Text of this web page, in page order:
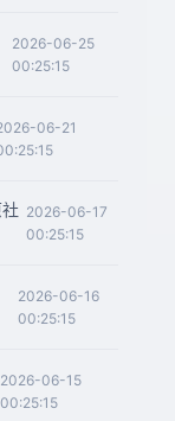
2026-06-25
00:25:15
06-21
2026-06-17
00:25:15
2026-06-16
00:25:15
2026-06-15
00:25:15